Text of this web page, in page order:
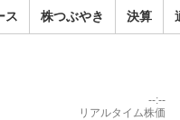
ス 株つぶやき 決算
--:--
リアルタイム株価